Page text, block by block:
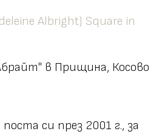
в Прищина, Косово
си през 2001 г., за